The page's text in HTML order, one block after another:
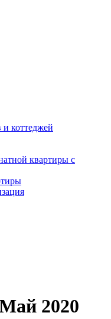
и коттеджей
квартиры с
2020